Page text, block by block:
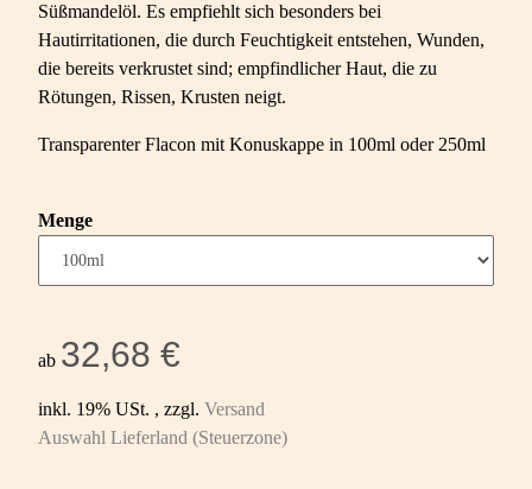
Süßmandelöl. Es empfiehlt sich besonders bei
Hautirritationen, die durch Feuchtigkeit entstehen, Wunden,
die bereits verkrustet sind; empfindlicher Haut, die zu
Rötungen, Rissen, Krusten neigt.
Transparenter Flacon mit Konuskappe in 100ml oder 250ml
Menge
ab 32,68 €
inkl. 19% USt. , zzgl. Versand
Auswahl Lieferland (Steuerzone)